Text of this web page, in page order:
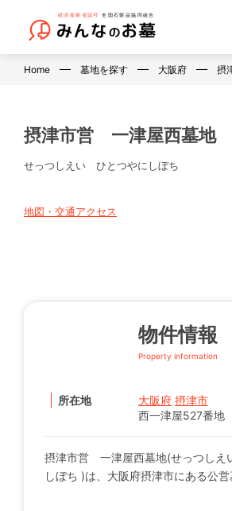
Home 墓地を探す 大阪府 摂
摂津市営 一津屋西墓地
せっつしえい ひとつやにしぼち
地図・交通アクセス
物件情報
Property information
所在地 大阪府 摂津市
西一津屋527番地
摂津市営 一津屋西墓地(せっつし
しぼち )は、大阪府摂津市にある公営